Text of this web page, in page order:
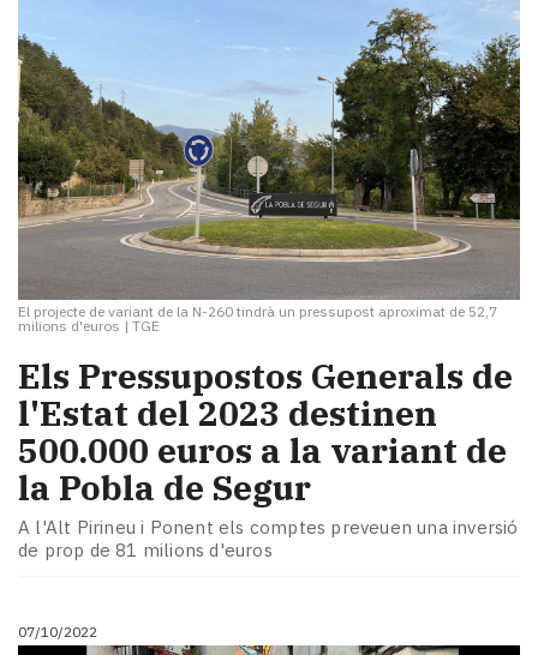
El projecte de variant de la N-260 tindrà un pressupost aproximat de 52,7
milions d'euros | TGE
Els Pressupostos Generals de
l'Estat del 2023 destinen
500.000 euros a la variant de
la Pobla de Segur
A l'Alt Pirineu i Ponent els comptes preveuen una inversió
de prop de 81 milions d'euros
07/10/2022